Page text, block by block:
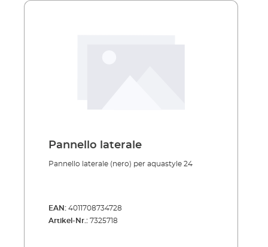
Pannello laterale
Pannello laterale (nero) per aquastyle 24
EAN: 4011708734728
Artikel-Nr.: 7325718